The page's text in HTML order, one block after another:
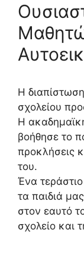
Η
σχολείου
Η
βοήθησε το
προκλήσεις
του.
Ένα
τα παιδιά
στον εαυτό
σχολείο και